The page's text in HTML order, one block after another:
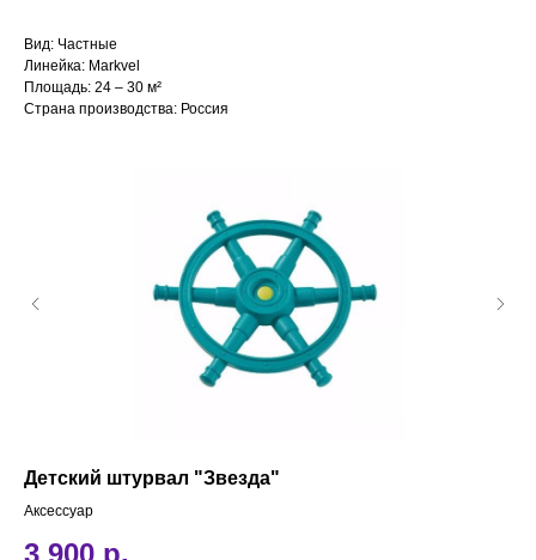
Вид: Частные
Линейка: Markvel
Площадь: 24 – 30 м²
Страна производства: Россия
Детский штурвал "Звезда"
Аксессуар